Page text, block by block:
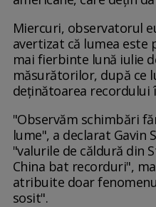
Miercuri, observatorul
avertizat că lumea este
mai fierbinte lună iulie
măsurătorilor, după ce
deținătoarea
"Observăm schimbări
lume", a declarat Gavin
"valurile de căldură din
China bat recorduri",
atribuite doar
sosit".